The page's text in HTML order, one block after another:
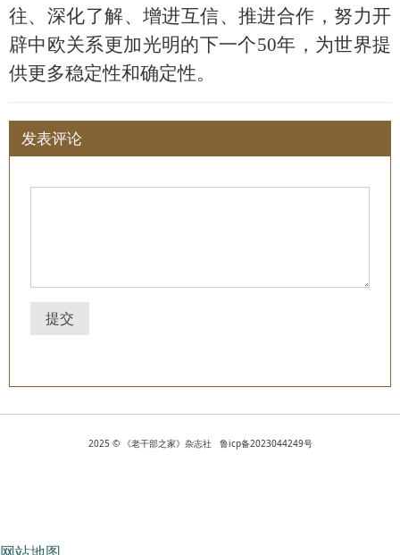
往、深化了解、增进互信、推进合作，努力开
辟中欧关系更加光明的下一个50年，为世界提
供更多稳定性和确定性。
发表评论
提交
2025 © 《老干部之家》杂志社 鲁icp备2023044249号